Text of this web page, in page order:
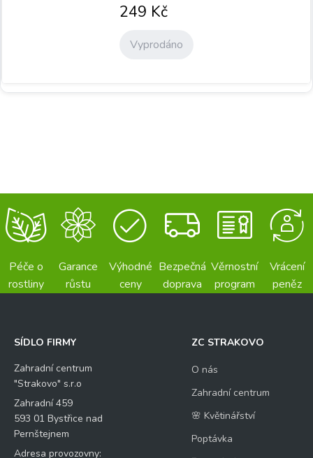
249 Kč
Vyprodáno
Péče o
rostliny
Garance
růstu
Výhodné
ceny
Bezpečná
doprava
Věrnostní
program
Vrácení
peněz
SÍDLO FIRMY
Zahradní centrum
"Strakovo" s.r.o
Zahradní 459
593 01 Bystřice nad
Pernštejnem
Adresa provozovny:
ZC STRAKOVO
O nás
Zahradní centrum
🌸 Květinářství
Poptávka